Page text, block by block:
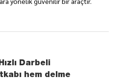
Darbeli
hem delme